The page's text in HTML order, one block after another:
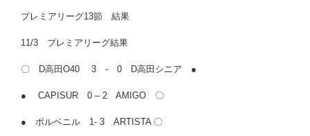
プレミアリーグ13節 結果
11/3 プレミアリーグ結果
〇 D高田O40 3 - 0 D高田シニア ●
● CAPISUR 0 – 2 AMIGO 〇
● ポルベニル 1- 3 ARTISTA 〇